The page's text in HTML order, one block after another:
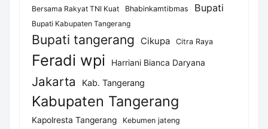
Bersama Rakyat TNI Kuat Bhabinkamtibmas Bupati
Bupati Kabupaten Tangerang
Bupati tangerang Cikupa Citra Raya
Feradi wpi Harriani Bianca Daryana
Jakarta Kab. Tangerang
Kabupaten Tangerang
Kapolresta Tangerang Kebumen jateng